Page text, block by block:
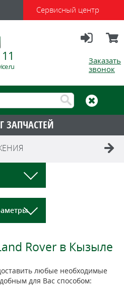
Сервисный центр
Заказать
звонок
ЗАПЧАСТЕЙ
Rover в Кызыле
любые необходимые
для Вас способом: